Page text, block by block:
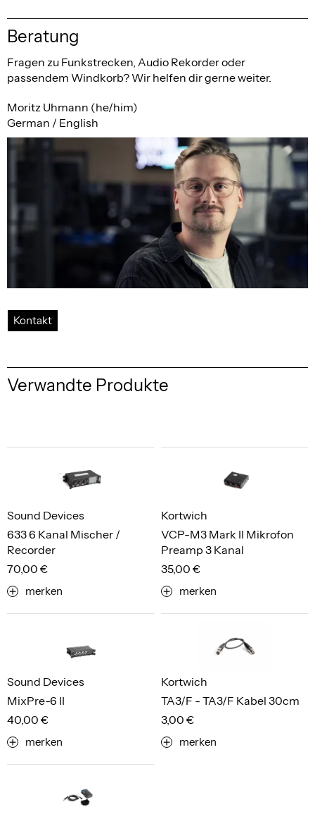
Beratung
Fragen zu Funkstrecken, Audio Rekorder oder
passendem Windkorb? Wir helfen dir gerne weiter.
Moritz Uhmann (he/him)
German / English
Kontakt
Verwandte Produkte
633 6 Kanal Mischer /
Recorder
Sound Devices
70,00 €
merken
VCP-M3 Mark II Mikrofon
Preamp 3 Kanal
Kortwich
35,00 €
merken
MixPre-6 II
Sound Devices
40,00 €
merken
TA3/F - TA3/F Kabel 30cm
Kortwich
3,00 €
merken